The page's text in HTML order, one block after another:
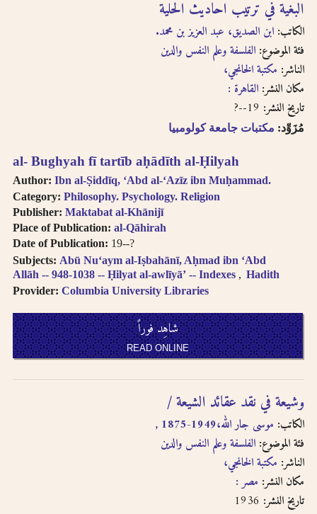
al- Bughyah fī tartīb aḥādīth al-Ḥilyah
Author: Ibn al-Ṣiddīq, ʻAbd al-ʻAzīz ibn Muḥammad.
Category: Philosophy. Psychology. Religion
Publisher: Maktabat al-Khānijī
Place of Publication: al-Qāhirah
Date of Publication: 19--?
Subjects: Abū Nuʻaym al-Iṣbahānī, Aḥmad ibn ʻAbd
Allāh -- 948-1038 -- Ḥilyat al-awlīyāʼ -- Indexes
Hadith
Provider: Columbia University Libraries
شاهِد فوراً
READ ONLINE
البغية في ترتيب احاديث الحلية
الكاتب: ابن الصديق، عبد العزيز بن محمد.
فئة الموضوع: الفلسفة وعلم النفس والدين
الناشر: مكتبة الخانجي،
مكان النشر: القاهرة :
تاريخ النشر:
مُزَوِّد: مكتبات جامعة كولومبيا
وشيعة في نقد عقائد الشيعة /‎‎‎
الكاتب: موسى جار الله،‎‎‎, 1875-1949
فئة الموضوع: الفلسفة وعلم النفس والدين
الناشر: مكتبة الخانجي،‎‎‎
مكان النشر: مصر :‎‎‎
تاريخ النشر: